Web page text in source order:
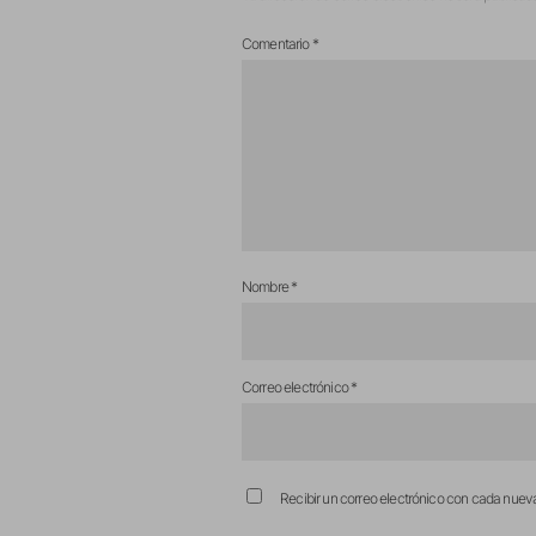
Comentario *
Nombre*
Correo electrónico*
Recibir un correo electrónico con cada